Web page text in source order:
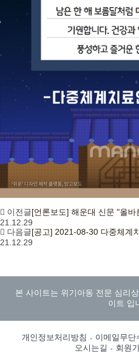
이전글[언론보도] 해운대 신문 "올
21.12.29
다음글[공고] 2021-08-30 다중체계
21.12.29
본 사이트는 위기아동 전문 심리
이트 입
개인정보처리방침 이메일무단
오시는길
회원